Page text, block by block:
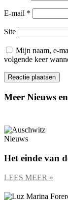
E-mail *
Site
Mijn naam, e-
volgende keer
Meer Nieuws
Nieuws
Het einde van
LEES MEER »